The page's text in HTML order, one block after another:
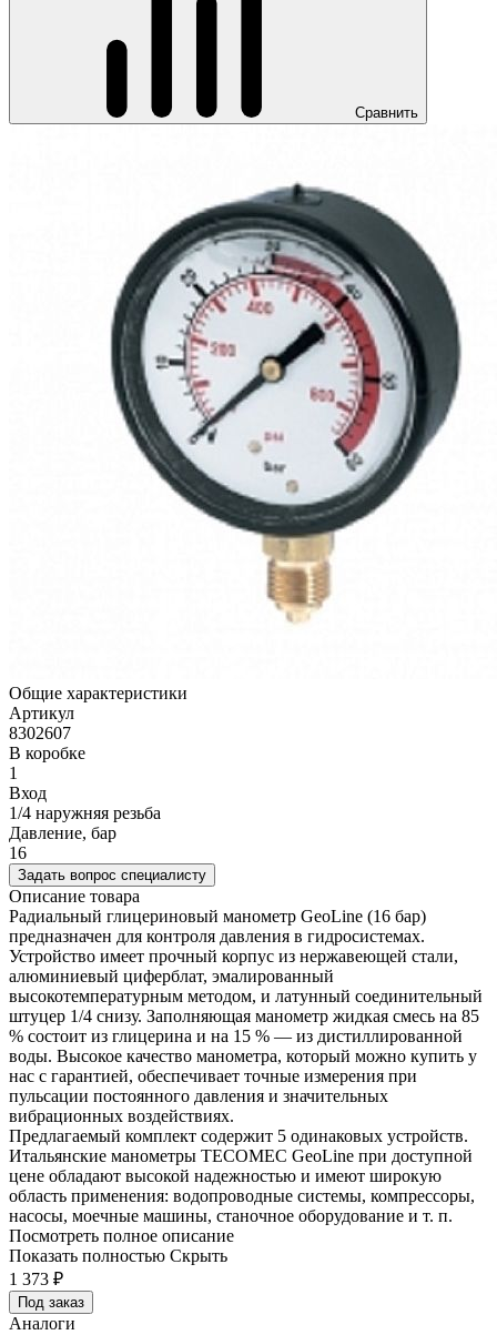
Сравнить
Общие характеристики
Артикул
8302607
В коробке
1
Вход
1/4 наружняя резьба
Давление, бар
16
Задать вопрос специалисту
Описание товара
Радиальный глицериновый манометр GeoLine (16 бар)
предназначен для контроля давления в гидросистемах.
Устройство имеет прочный корпус из нержавеющей стали,
алюминиевый циферблат, эмалированный
высокотемпературным методом, и латунный соединительный
штуцер 1/4 снизу. Заполняющая манометр жидкая смесь на 85
% состоит из глицерина и на 15 % — из дистиллированной
воды. Высокое качество манометра, который можно купить у
нас с гарантией, обеспечивает точные измерения при
пульсации постоянного давления и значительных
вибрационных воздействиях.
Предлагаемый комплект содержит 5 одинаковых устройств.
Итальянские манометры TECOMEC GeoLine при доступной
цене обладают высокой надежностью и имеют широкую
область применения: водопроводные системы, компрессоры,
насосы, моечные машины, станочное оборудование и т. п.
Посмотреть полное описание
Показать полностью Скрыть
1 373 ₽
Под заказ
Аналоги